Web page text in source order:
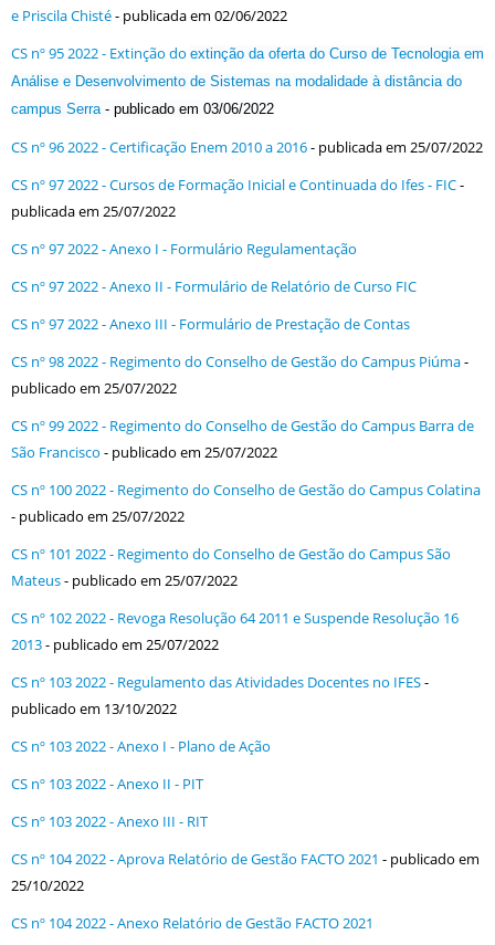
e Priscila Chisté- publicada em 02/06/2022
CS nº 95 2022 - Extinção do extinção da oferta do Curso de Tecnologia em
Análise e Desenvolvimento de Sistemas na modalidade à distância do
campus Serra- publicado em 03/06/2022
CS nº 96 2022 - Certificação Enem 2010 a 2016- publicada em 25/07/2022
CS nº 97 2022 - Cursos de Formação Inicial e Continuada do Ifes - FIC-
publicada em 25/07/2022
CS nº 97 2022 - Anexo I - Formulário Regulamentação
CS nº 97 2022 - Anexo II - Formulário de Relatório de Curso FIC
CS nº 97 2022 - Anexo III - Formulário de Prestação de Contas
CS nº 98 2022 - Regimento do Conselho de Gestão do Campus Piúma-
publicado em 25/07/2022
CS nº 99 2022 - Regimento do Conselho de Gestão do Campus Barra de
São Francisco - publicado em 25/07/2022
CS nº 100 2022 - Regimento do Conselho de Gestão do Campus Colatina
- publicado em 25/07/2022
CS nº 101 2022 - Regimento do Conselho de Gestão do Campus São
Mateus- publicado em 25/07/2022
CS nº 102 2022 - Revoga Resolução 64 2011 e Suspende Resolução 16
2013- publicado em 25/07/2022
CS nº 103 2022 - Regulamento das Atividades Docentes no IFES-
publicado em 13/10/2022
CS nº 103 2022 - Anexo I - Plano de Ação
CS nº 103 2022 - Anexo II - PIT
CS nº 103 2022 - Anexo III - RIT
CS nº 104 2022 - Aprova Relatório de Gestão FACTO 2021 - publicado em
25/10/2022
CS nº 104 2022 - Anexo Relatório de Gestão FACTO 2021